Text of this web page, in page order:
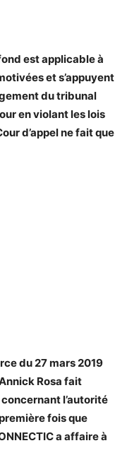
est applicable à
et s’appuyent
du tribunal
en violant les lois
d’appel ne fait que
du 27 mars 2019
Rosa fait
l’autorité
fois que
a affaire à